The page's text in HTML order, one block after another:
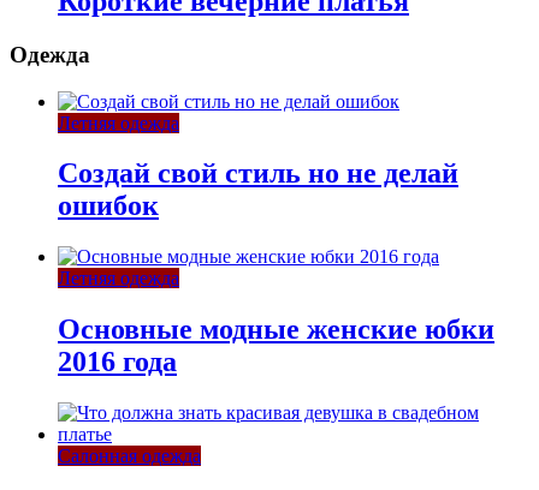
Одежда
Летняя одежда
Создай свой стиль но не делай
ошибок
Летняя одежда
Основные модные женские юбки
2016 года
Салонная одежда